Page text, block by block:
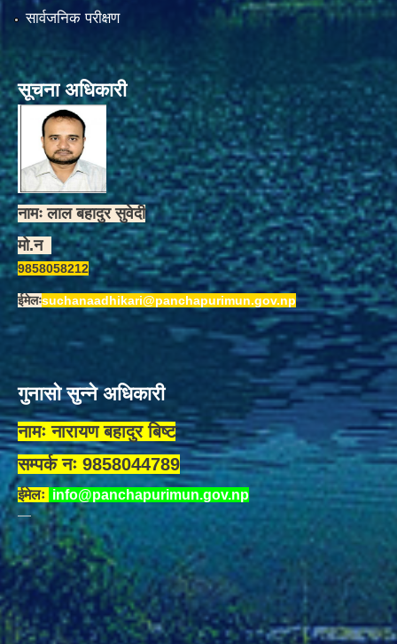
सार्वजनिक परीक्षण
सूचना अधिकारी
नामः लाल बहादुर सुवेदी
मो.न
9858058212
ईमेलःsuchanaadhikari@panchapurimun.gov.np
गुनासो सुन्ने अधिकारी
नामः नारायण बहादुर बिष्ट
सम्पर्क नः 9858044789
ईमेलः info@panchapurimun.gov.np